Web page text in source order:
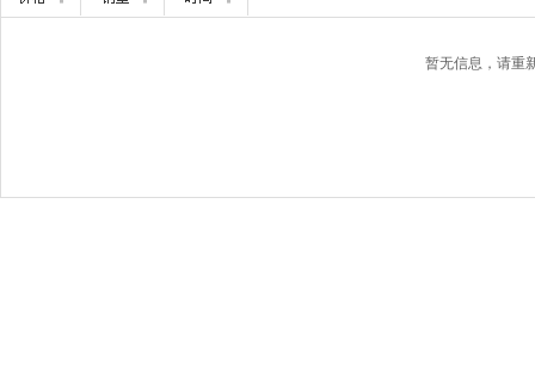
暂无信息，请重